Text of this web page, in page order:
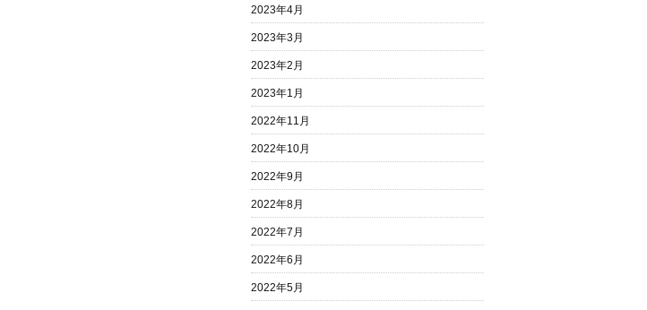
2023年4月
2023年3月
2023年2月
2023年1月
2022年11月
2022年10月
2022年9月
2022年8月
2022年7月
2022年6月
2022年5月